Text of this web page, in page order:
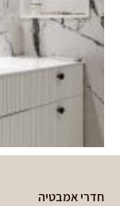
חדרי אמבטיה